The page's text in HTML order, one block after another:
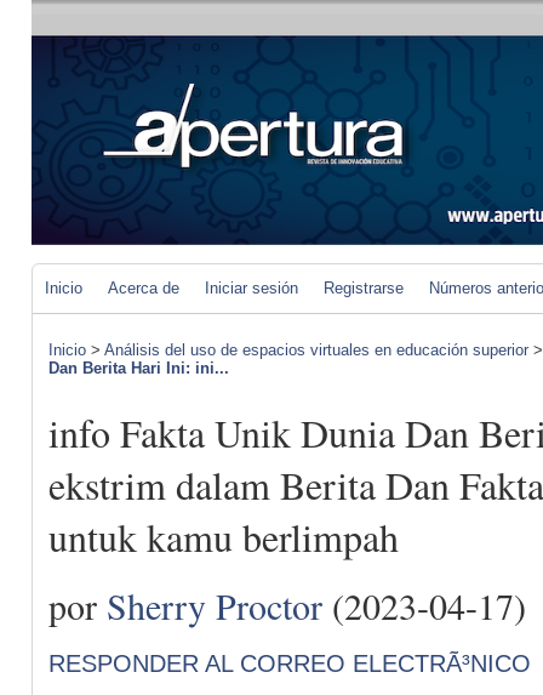
Inicio Acerca de Iniciar sesión Registrarse Números
Inicio > Análisis del uso de espacios virtuales en educación superior
Dan Berita Hari Ini: ini...
info Fakta Unik Dunia Dan
ekstrim dalam Berita Dan
untuk kamu berlimpah
por Sherry Proctor (2023-04-17)
RESPONDER AL CORREO ELECTRÃ³NICO